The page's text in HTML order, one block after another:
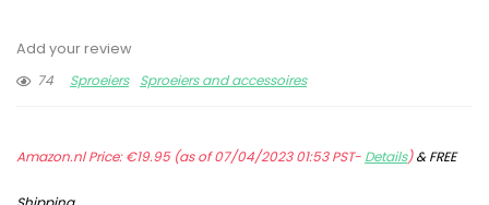
Add your review
74
Sproeiers Sproeiers and accessoires
Amazon.nl Price:€19.95(as of 07/04/2023 01:53 PST- Details)&FREE